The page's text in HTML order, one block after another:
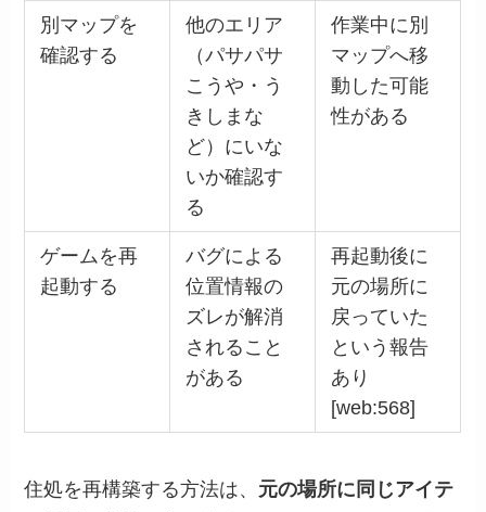
別マップを
確認する
他のエリア
（パサパサ
こうや・う
きしまな
ど）にいな
いか確認す
る
作業中に別
マップへ移
動した可能
性がある
ゲームを再
起動する
バグによる
位置情報の
ズレが解消
されること
がある
再起動後に
元の場所に
戻っていた
という報告
あり
[web:568]
住処を再構築する方法は、 元の場所に同じアイテ